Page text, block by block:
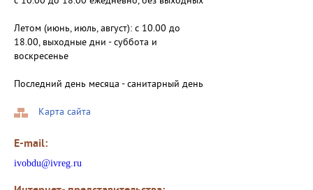
Летом (июнь, июль, август): с 10.00 до
18.00, выходные дни - суббота и
воскресенье
Последний день месяца - санитарный день
Карта сайта
E-mail:
ivobdu@ivreg.ru